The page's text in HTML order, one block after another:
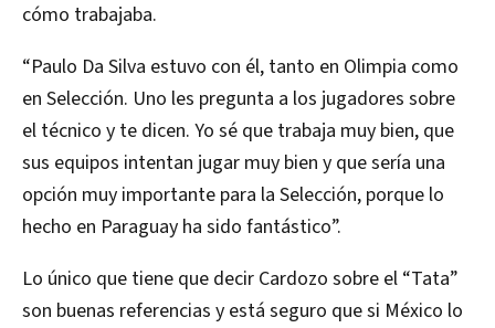
cómo trabajaba.
“Paulo Da Silva estuvo con él, tanto en Olimpia como
en Selección. Uno les pregunta a los jugadores sobre
el técnico y te dicen. Yo sé que trabaja muy bien, que
sus equipos intentan jugar muy bien y que sería una
opción muy importante para la Selección, porque lo
hecho en Paraguay ha sido fantástico”.
Lo único que tiene que decir Cardozo sobre el “Tata”
son buenas referencias y está seguro que si México lo